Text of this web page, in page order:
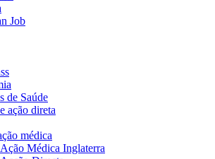
Job
de Saúde
ação direta
médica
Médica Inglaterra